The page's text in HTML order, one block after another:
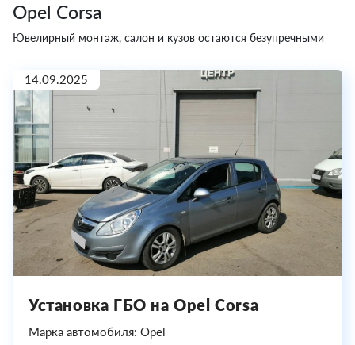
Opel Corsa
Ювелирный монтаж, салон и кузов остаются безупречными
14.09.2025
Установка ГБО на Opel Corsa
Марка автомобиля: Opel